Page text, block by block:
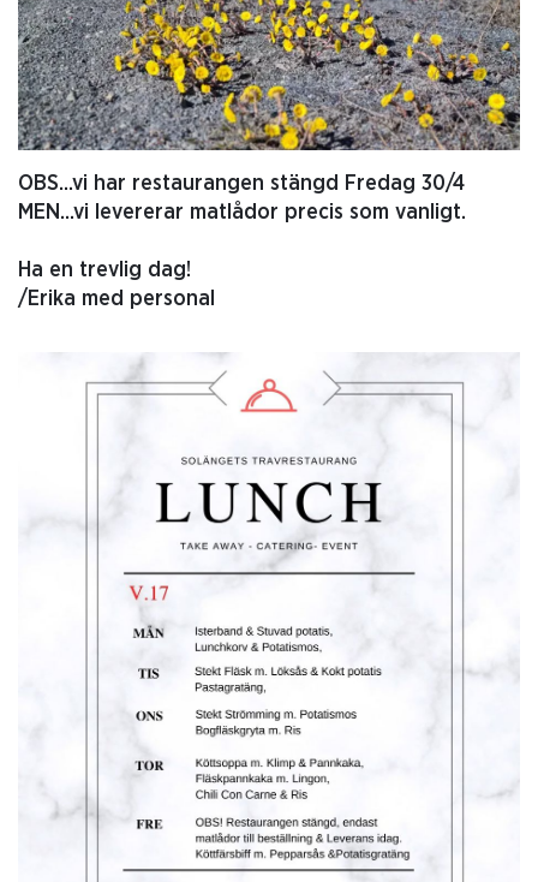
OBS...vi har restaurangen stängd Fredag 30/4
MEN...vi levererar matlådor precis som vanligt.
Ha en trevlig dag!
/Erika med personal